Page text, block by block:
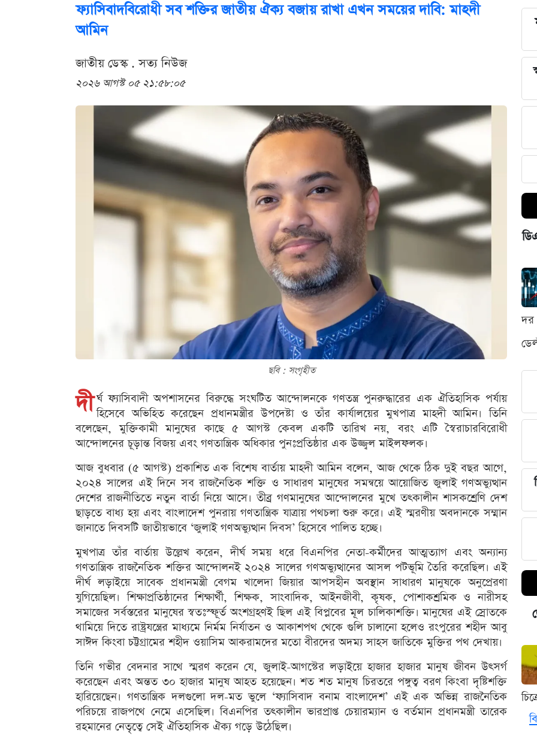
ফ্যাসিবাদবিরোধী সব শক্তির জাতীয় ঐক্য বজায় রাখা এখন সময়ের দাবি: মাহদী
আমিন
জাতীয় ডেস্ক . সত্য নিউজ
২০২৬ আগস্ট ০৫ ২১:৫৮:০৫
ছবি : সংগৃহীত
দী র্ঘ ফ্যাসিবাদী অপশাসনের বিরুদ্ধে সংঘটিত আন্দোলনকে গণতন্ত্র পুনরুদ্ধারের এক ঐতিহাসিক পর্যায়
হিসেবে অভিহিত করেছেন প্রধানমন্ত্রীর উপদেষ্টা ও তাঁর কার্যালয়ের মুখপাত্র মাহদী আমিন। তিনি
বলেছেন, মুক্তিকামী মানুষের কাছে ৫ আগস্ট কেবল একটি তারিখ নয়, বরং এটি স্বৈরাচারবিরোধী
আন্দোলনের চূড়ান্ত বিজয় এবং গণতান্ত্রিক অধিকার পুনঃপ্রতিষ্ঠার এক উজ্জ্বল মাইলফলক।
আজ বুধবার (৫ আগস্ট) প্রকাশিত এক বিশেষ বার্তায় মাহদী আমিন বলেন, আজ থেকে ঠিক দুই বছর আগে,
২০২৪ সালের এই দিনে সব রাজনৈতিক শক্তি ও সাধারণ মানুষের সমন্বয়ে আয়োজিত জুলাই গণঅভ্যুত্থান
দেশের রাজনীতিতে নতুন বার্তা নিয়ে আসে। তীব্র গণমানুষের আন্দোলনের মুখে তৎকালীন শাসকশ্রেণি দেশ
ছাড়তে বাধ্য হয় এবং বাংলাদেশ পুনরায় গণতান্ত্রিক যাত্রায় পথচলা শুরু করে। এই স্মরণীয় অবদানকে সম্মান
জানাতে দিবসটি জাতীয়ভাবে ‘জুলাই গণঅভ্যুত্থান দিবস’ হিসেবে পালিত হচ্ছে।
মুখপাত্র তাঁর বার্তায় উল্লেখ করেন, দীর্ঘ সময় ধরে বিএনপির নেতা-কর্মীদের আত্মত্যাগ এবং অন্যান্য
গণতান্ত্রিক রাজনৈতিক শক্তির আন্দোলনই ২০২৪ সালের গণঅভ্যুত্থানের আসল পটভূমি তৈরি করেছিল। এই
দীর্ঘ লড়াইয়ে সাবেক প্রধানমন্ত্রী বেগম খালেদা জিয়ার আপসহীন অবস্থান সাধারণ মানুষকে অনুপ্রেরণা
যুগিয়েছিল। শিক্ষাপ্রতিষ্ঠানের শিক্ষার্থী, শিক্ষক, সাংবাদিক, আইনজীবী, কৃষক, পোশাকশ্রমিক ও নারীসহ
সমাজের সর্বস্তরের মানুষের স্বতঃস্ফূর্ত অংশগ্রহণই ছিল এই বিপ্লবের মূল চালিকাশক্তি। মানুষের এই স্রোতকে
থামিয়ে দিতে রাষ্ট্রযন্ত্রের মাধ্যমে নির্মম নির্যাতন ও আকাশপথ থেকে গুলি চালানো হলেও রংপুরের শহীদ আবু
সাঈদ কিংবা চট্টগ্রামের শহীদ ওয়াসিম আকরামদের মতো বীরদের অদম্য সাহস জাতিকে মুক্তির পথ দেখায়।
তিনি গভীর বেদনার সাথে স্মরণ করেন যে, জুলাই-আগস্টের লড়াইয়ে হাজার হাজার মানুষ জীবন উৎসর্গ
করেছেন এবং অন্তত ৩০ হাজার মানুষ আহত হয়েছেন। শত শত মানুষ চিরতরে পঙ্গুত্ব বরণ কিংবা দৃষ্টিশক্তি
হারিয়েছেন। গণতান্ত্রিক দলগুলো দল-মত ভুলে ‘ফ্যাসিবাদ বনাম বাংলাদেশ’ এই এক অভিন্ন রাজনৈতিক
পরিচয়ে রাজপথে নেমে এসেছিল। বিএনপির তৎকালীন ভারপ্রাপ্ত চেয়ারম্যান ও বর্তমান প্রধানমন্ত্রী তারেক
রহমানের নেতৃত্বে সেই ঐতিহাসিক ঐক্য গড়ে উঠেছিল।
দর